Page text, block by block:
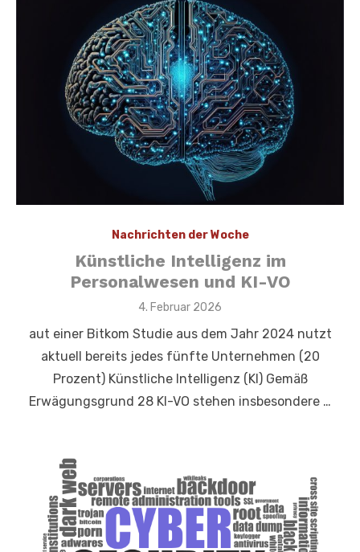
Nachrichten der Woche
Künstliche Intelligenz im
Personalwesen und KI-VO
Veröffentlicht
4. Februar 2026
aut einer Bitkom Studie aus dem Jahr 2024 nutzt
aktuell bereits jedes fünfte Unternehmen (20
Prozent) Künstliche Intelligenz (KI) Gemäß
Erwägungsgrund 28 KI-VO stehen insbesondere …